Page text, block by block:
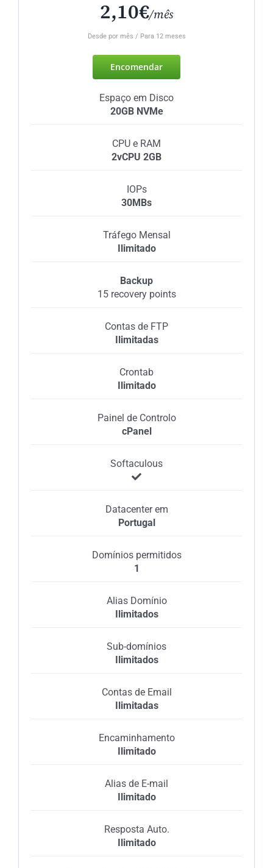
2,10€/mês
Desde por mês / Para 12 meses
Encomendar
Espaço em Disco
20GB NVMe
CPU e RAM
2vCPU 2GB
IOPs
30MBs
Tráfego Mensal
Ilimitado
Backup
15 recovery points
Contas de FTP
Ilimitadas
Crontab
Ilimitado
Painel de Controlo
cPanel
Softaculous
Datacenter em
Portugal
Domínios permitidos
1
Alias Domínio
Ilimitados
Sub-domínios
Ilimitados
Contas de Email
Ilimitadas
Encaminhamento
Ilimitado
Alias de E-mail
Ilimitado
Resposta Auto.
Ilimitado